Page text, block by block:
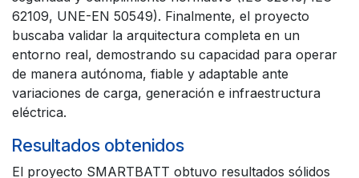
62109, UNE-EN 50549). Finalmente, el proyecto
buscaba validar la arquitectura completa en un
entorno real, demostrando su capacidad para operar
de manera autónoma, fiable y adaptable ante
variaciones de carga, generación e infraestructura
eléctrica.
Resultados obtenidos
El proyecto SMARTBATT obtuvo resultados sólidos